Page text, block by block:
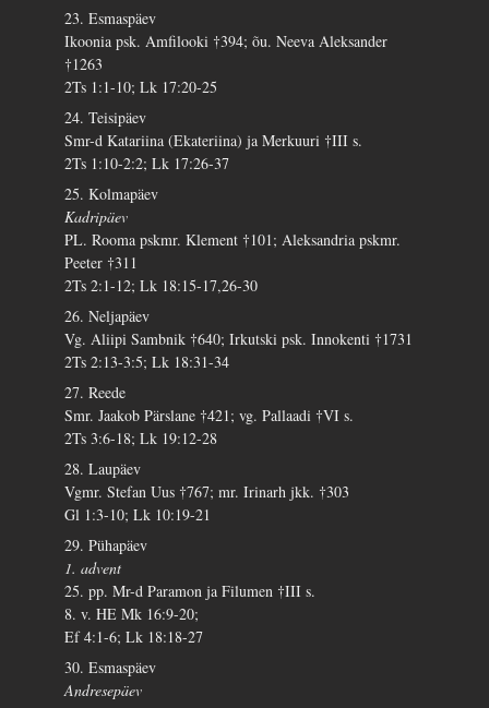
23. Esmaspäev
Ikoonia psk. Amfilooki †394; õu. Neeva Aleksander
†1263
2Ts 1:1-10; Lk 17:20-25
24. Teisipäev
Smr-d Katariina (Ekateriina) ja Merkuuri †III s.
2Ts 1:10-2:2; Lk 17:26-37
25. Kolmapäev
Kadripäev
PL. Rooma pskmr. Klement †101; Aleksandria pskmr.
Peeter †311
2Ts 2:1-12; Lk 18:15-17,26-30
26. Neljapäev
Vg. Aliipi Sambnik †640; Irkutski psk. Innokenti †1731
2Ts 2:13-3:5; Lk 18:31-34
27. Reede
Smr. Jaakob Pärslane †421; vg. Pallaadi †VI s.
2Ts 3:6-18; Lk 19:12-28
28. Laupäev
Vgmr. Stefan Uus †767; mr. Irinarh jkk. †303
Gl 1:3-10; Lk 10:19-21
29. Pühapäev
1. advent
25. pp. Mr-d Paramon ja Filumen †III s.
8. v. HE Mk 16:9-20;
Ef 4:1-6; Lk 18:18-27
30. Esmaspäev
Andresepäev